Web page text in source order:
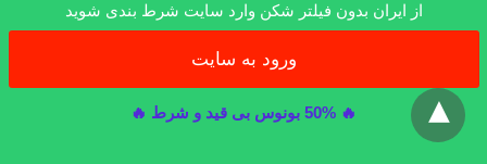
PUBLISHED BY
nagard
از ایران بدون فیلتر شکن وارد سایت شرط بندی شوید
ورود به سایت
🔥 50% بونوس بی قید و شرط 🔥